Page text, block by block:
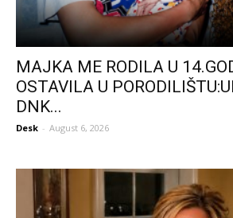
MAJKA ME RODILA U
OSTAVILA U
DNK...
Desk - August 6, 2026